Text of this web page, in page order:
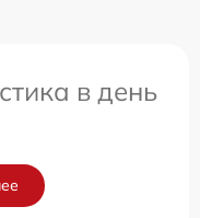
в день